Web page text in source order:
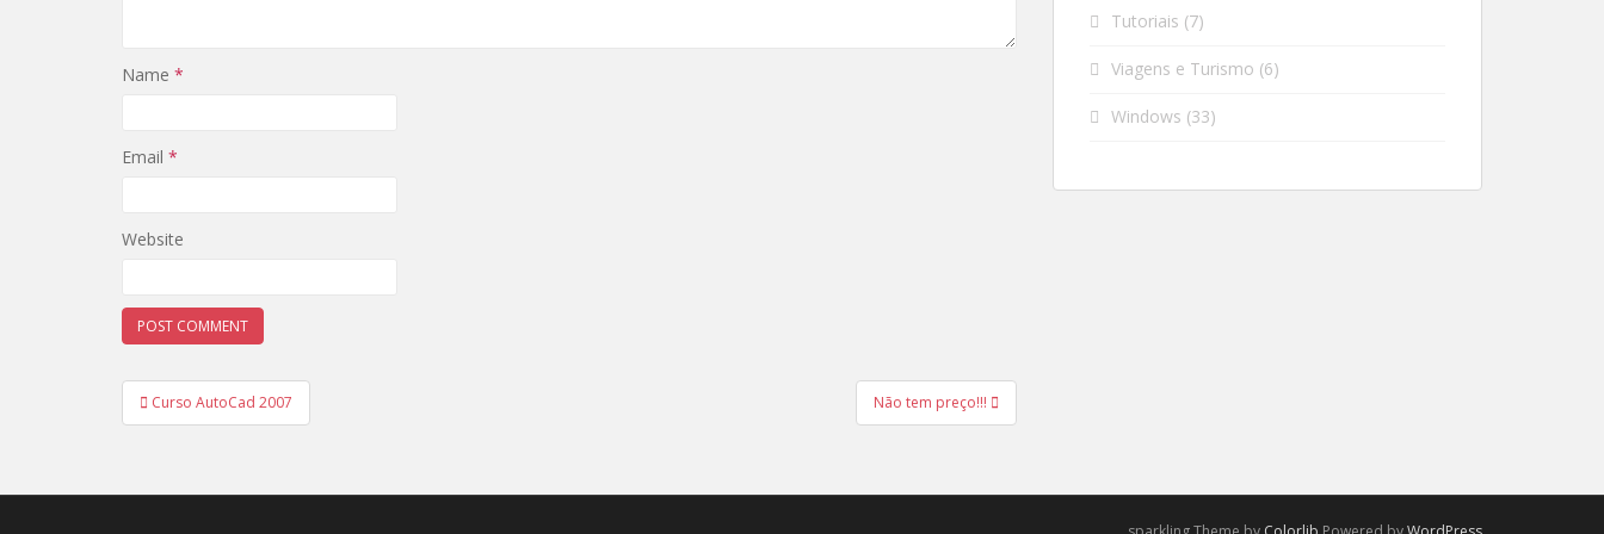
Name *
Email *
Website
Post
navigation
Curso AutoCad 2007 Não tem preço!!!
Tutoriais (7)
Viagens e Turismo (6)
Windows (33)